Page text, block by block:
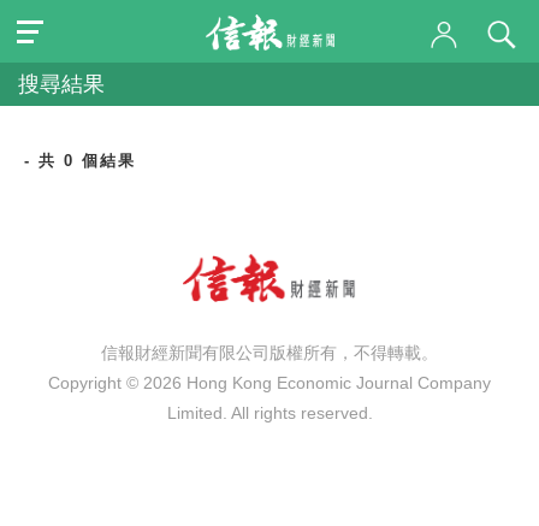
搜尋結果
- 共 0 個結果
信報財經新聞有限公司版權所有，不得轉載。
Copyright © 2026 Hong Kong Economic Journal Company
Limited. All rights reserved.